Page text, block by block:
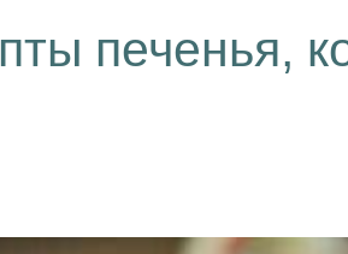
печенья,